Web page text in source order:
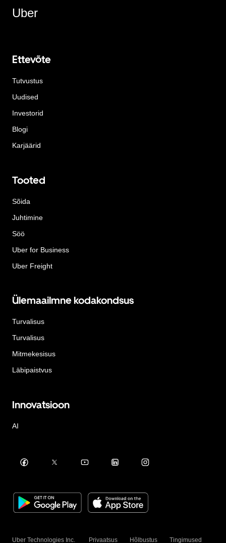
Uber
Ettevõte
Tutvustus
Uudised
Investorid
Blogi
Karjäärid
Tooted
Sõida
Juhtimine
Söö
Uber for Business
Uber Freight
Ülemaailmne kodakondsus
Turvalisus
Turvalisus
Mitmekesisus
Läbipaistvus
Innovatsioon
AI
Uber Technologies Inc. Privaatsus Hõlbustus Tingimused